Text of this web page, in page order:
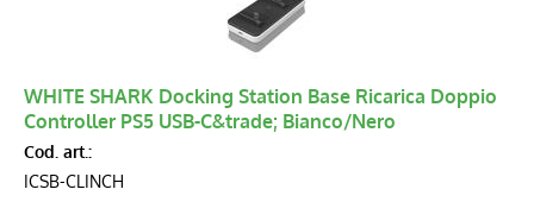
WHITE SHARK Docking Station Base Ricarica Doppio
Controller PS5 USB-C&trade; Bianco/Nero
Cod. art.:
ICSB-CLINCH